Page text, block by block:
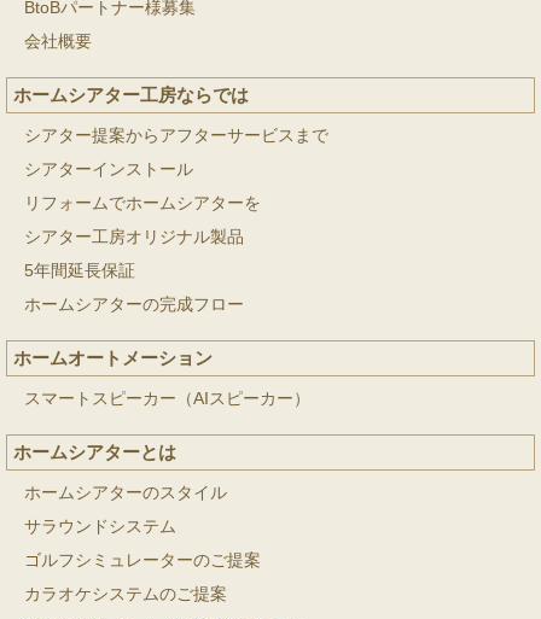
BtoBパートナー様募集
会社概要
ホームシアター工房ならでは
シアター提案からアフターサービスまで
シアターインストール
リフォームでホームシアターを
シアター工房オリジナル製品
5年間延長保証
ホームシアターの完成フロー
ホームオートメーション
スマートスピーカー（AIスピーカー）
ホームシアターとは
ホームシアターのスタイル
サラウンドシステム
ゴルフシミュレーターのご提案
カラオケシステムのご提案